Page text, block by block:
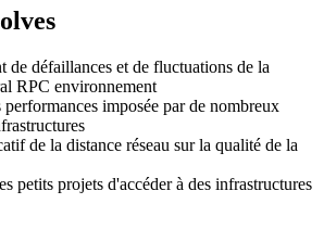
de défaillances et de fluctuations de la
RPC environnement
imposée par de nombreux
de la distance réseau sur la qualité de la
petits projets d'accéder à des infrastructures